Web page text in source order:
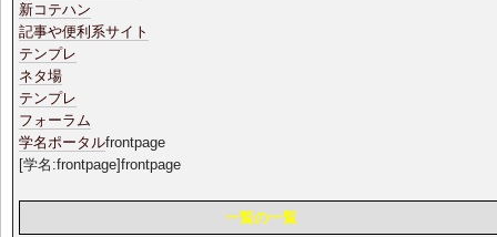
新コテハン
記事や便利系サイト
テンプレ
ネタ場
テンプレ
フォーラム
学名ポータルfrontpage
[学名:frontpage]frontpage
一覧の一覧